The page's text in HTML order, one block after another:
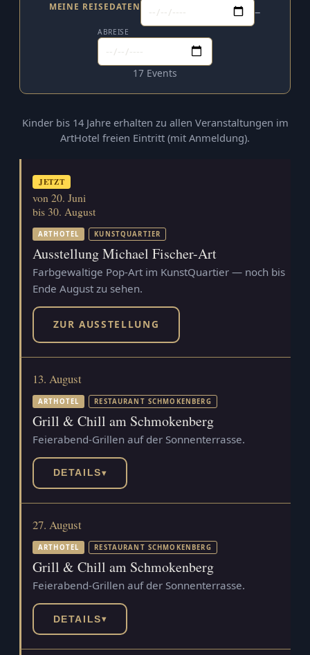
MEINE REISEDATEN –
ABREISE
17 Events
Kinder bis 14 Jahre erhalten zu allen Veranstaltungen im
ArtHotel freien Eintritt (mit Anmeldung).
JETZT
von 20. Juni
bis 30. August
ARTHOTEL KUNSTQUARTIER
Ausstellung Michael Fischer-Art
Farbgewaltige Pop-Art im KunstQuartier — noch bis
Ende August zu sehen.
ZUR AUSSTELLUNG
13. August
ARTHOTEL RESTAURANT SCHMOKENBERG
Grill & Chill am Schmokenberg
Feierabend-Grillen auf der Sonnenterrasse.
DETAILS▾
27. August
ARTHOTEL RESTAURANT SCHMOKENBERG
Grill & Chill am Schmokenberg
Feierabend-Grillen auf der Sonnenterrasse.
DETAILS▾